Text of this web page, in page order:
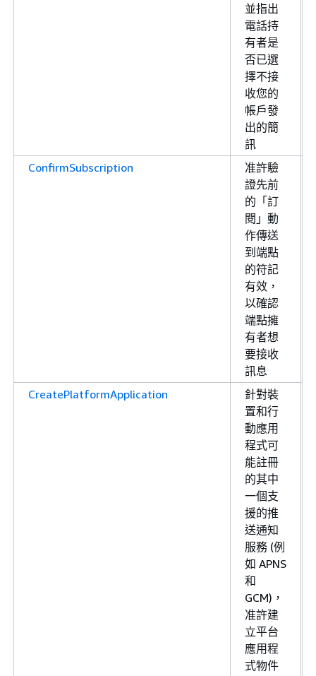
並指出
電話持
有者是
否已選
擇不接
收您的
帳戶發
出的簡
訊
ConfirmSubscription
准許驗
證先前
的「訂
閱」動
作傳送
到端點
的符記
有效，
以確認
端點擁
有者想
要接收
訊息
CreatePlatformApplication
針對裝
置和行
動應用
程式可
能註冊
的其中
一個支
援的推
送通知
服務 (例
如 APNS
和
GCM)，
准許建
立平台
應用程
式物件